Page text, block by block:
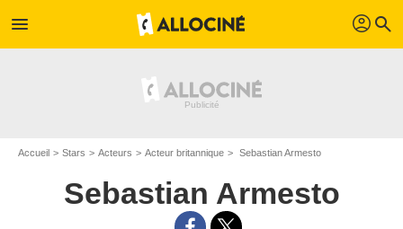
menu profil search
Accueil Stars Acteurs Acteur britannique Sebastian Armesto
Sebastian Armesto